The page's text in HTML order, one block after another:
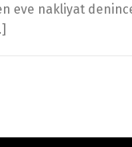
eve nakliyat